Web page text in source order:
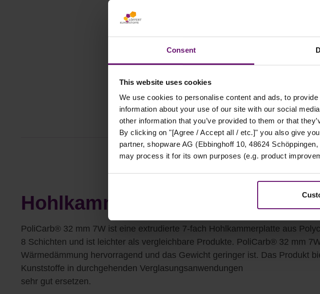
Consent
This website uses cookies
We use cookies to personalise content and ads, to
information about your use of our site with our social
other information that you’ve provided to them or that
By clicking on "[Agree / Accept all / etc.]" you also give
partner, shopware AG (Ebbinghoff 10, 48624
may process it for its own purposes (e.g. product
BESCHREIBUNG
Hohlkammerplatte 32 mm opal
PoliCarb® 32 mm 7W ist eine extrudierte 7-fach Hohlkammerplatte aus
8 Schichten und ist leichter als vergleichbare Produkte. PoliCarb® 32 mm
Wärmedämmung hervorragend und das Gewicht geringer ist. Das Produkt
Kunststoffe in durchgehenden Verglasungsanwendungen
sehr gut ersetzen.